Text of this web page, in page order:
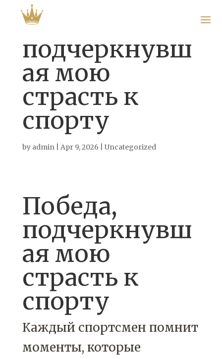
подчеркнувш
ая мою
страсть к
спорту
by admin| Apr 9, 2026 Uncategorized
Победа,
подчеркнувш
ая мою
страсть к
спорту
Каждый спортсмен помнит
моменты, которые